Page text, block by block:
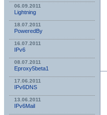
06.09.2011
Lightning
18.07.2011
PoweredBy
16.07.2011
IPv6
08.07.2011
Eproxy5beta1
17.06.2011
IPv6DNS
13.06.2011
IPv6Mail